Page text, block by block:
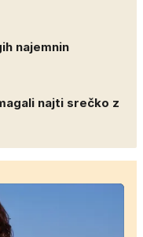
najemnin
najti srečko z